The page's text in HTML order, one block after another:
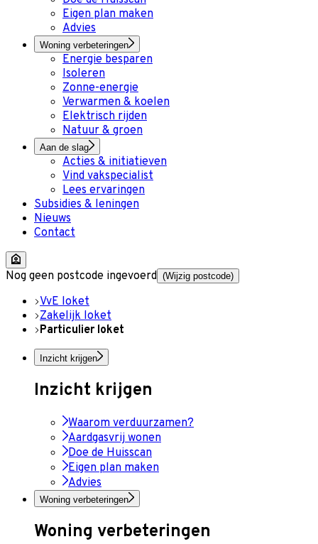
Eigen plan maken
Advies
Woning verbeteringen
Energie besparen
Isoleren
Zonne-energie
Verwarmen & koelen
Elektrisch rijden
Natuur & groen
Aan de slag
Acties & initiatieven
Vind vakspecialist
Lees ervaringen
Subsidies & leningen
Nieuws
Contact
Nog geen postcode ingevoerd (Wijzig postcode)
VvE loket
Zakelijk loket
Particulier loket
Inzicht krijgen
Inzicht krijgen
Waarom verduurzamen?
Aardgasvrij wonen
Doe de Huisscan
Eigen plan maken
Advies
Woning verbeteringen
Woning verbeteringen